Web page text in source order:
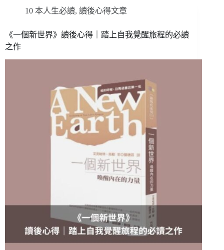
10 本人生必讀, 讀後心得文章
《一個新世界》讀後心得｜踏上自我覺醒旅程的必讀
之作